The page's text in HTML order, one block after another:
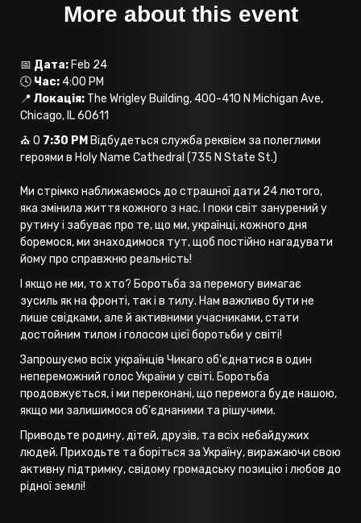
More about this event
📅 Дата: Feb 24
🕓 Час: 4:00 PM
📍 Локація: The Wrigley Building, 400-410 N Michigan Ave,
Chicago, IL 60611
⛪ О 7:30 PM Відбудеться служба реквієм за полеглими
героями в Holy Name Cathedral (735 N State St.)
Ми стрімко наближаємось до страшної дати 24 лютого,
яка змінила життя кожного з нас. І поки світ занурений у
рутину і забуває про те, що ми, українці, кожного дня
боремося, ми знаходимося тут, щоб постійно нагадувати
йому про справжню реальність!
І якщо не ми, то хто? Боротьба за перемогу вимагає
зусиль як на фронті, так і в тилу. Нам важливо бути не
лише свідками, але й активними учасниками, стати
достойним тилом і голосом цієї боротьби у світі!
Запрошуємо всіх українців Чикаго об'єднатися в один
непереможний голос України у світі. Боротьба
продовжується, і ми переконані, що перемога буде нашою,
якщо ми залишимося об'єднаними та рішучими.
Приводьте родину, дітей, друзів, та всіх небайдужих
людей. Приходьте та боріться за Україну, виражаючи свою
активну підтримку, свідому громадську позицію і любов до
рідної землі!